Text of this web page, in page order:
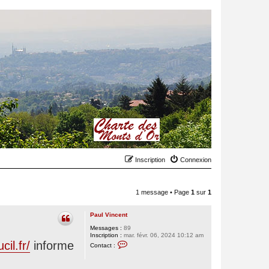
Connexion
Inscription
1 message • Page 1 sur 1
Paul Vincent
Messages : 89
Inscription : mar. févr. 06, 2024 10:12 am
Contact :
informe